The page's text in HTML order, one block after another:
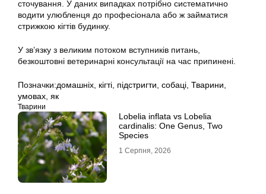
сточування. У даних випадках потрібно систематично
водити улюбленця до професіонала або ж займатися
стрижкою кігтів будинку.
У зв’язку з великим потоком вступників питань,
безкоштовні ветеринарні консультації на час припинені.
Позначки:домашніх кігті підстригти собаці Тварини
умовах як
Тварини
Lobelia inflata vs Lobelia
cardinalis: One Genus, Two
Species
1 Серпня, 2026